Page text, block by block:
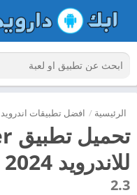
الرئيسية / افضل تطبيقات اندرويد
للاندرويد 2024
2.3